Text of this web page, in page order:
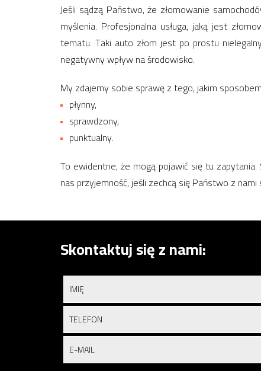
Jeśli sądzą Państwo, że złomowanie
myślenia. Profesjonalna usługa, jaką jest
tematu. Taki auto złom jest po prostu
negatywny wpływ na środowisko.
My zdajemy sobie sprawę z tego, jakim
płynny,
sprawdzony,
punktualny.
To ewidentne, że mogą pojawić się tu
nas przyjemność, jeśli zechcą się Państwo z
Skontaktuj się z nami: